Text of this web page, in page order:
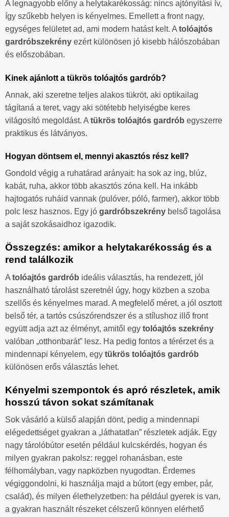
A legnagyobb előny a helytakarékosság: nincs ajtónyitási ív,
így szűkebb helyen is kényelmes. Emellett a front nagy,
egységes felületet ad, ami modern hatást kelt. A tolóajtós
gardróbszekrény ezért különösen jó kisebb hálószobában
és előszobában.
Kinek ajánlott a tükrös tolóajtós gardrób?
Annak, aki szeretne teljes alakos tükröt, aki optikailag
tágítaná a teret, vagy aki sötétebb helyiségbe keres
világosító megoldást. A tükrös tolóajtós gardrób egyszerre
praktikus és látványos.
Hogyan döntsem el, mennyi akasztós rész kell?
Gondold végig a ruhatárad arányait: ha sok az ing, blúz,
kabát, ruha, akkor több akasztós zóna kell. Ha inkább
hajtogatós ruháid vannak (pulóver, póló, farmer), akkor több
polc lesz hasznos. Egy jó gardróbszekrény belső tagolása
a saját szokásaidhoz igazodik.
Összegzés: amikor a helytakarékosság és a
rend találkozik
A tolóajtós gardrób ideális választás, ha rendezett, jól
használható tárolást szeretnél úgy, hogy közben a szoba
szellős és kényelmes marad. A megfelelő méret, a jól osztott
belső tér, a tartós csúszórendszer és a stílushoz illő front
együtt adja azt az élményt, amitől egy tolóajtós szekrény
valóban „otthonbarát” lesz. Ha pedig fontos a térérzet és a
mindennapi kényelem, egy tükrös tolóajtós gardrób
különösen erős választás lehet.
Kényelmi szempontok és apró részletek, amik
hosszú távon sokat számítanak
Sok vásárló a külső alapján dönt, pedig a mindennapi
elégedettséget gyakran a „láthatatlan” részletek adják. Egy
nagy tárolóbútor esetén például kulcskérdés, hogyan és
milyen gyakran pakolsz: reggel rohanásban, este
félhomályban, vagy napközben nyugodtan. Érdemes
végiggondolni, ki használja majd a bútort (egy ember, pár,
család), és milyen élethelyzetben: ha például gyerek is van,
a gyakran használt részeket célszerű könnyen elérhető